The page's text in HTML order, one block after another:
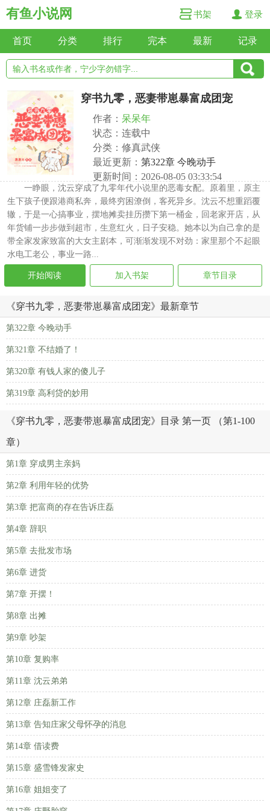
有鱼小说网 书架 登录
首页 分类 排行 完本 最新 记录
穿书九零，恶妻带崽暴富成团宠
作者： 呆呆年
状态：连载中
分类：修真武侠
最近更新： 第322章 今晚动手
更新时间：2026-08-05 03:33:54
一睁眼，沈云穿成了九零年代小说里的恶毒女配。原着里，原主
生下孩子便跟港商私奔，最终穷困潦倒，客死异乡。沈云不想重蹈覆
辙，于是一心搞事业，摆地摊卖挂历攒下第一桶金，回老家开店，从
年货铺一步步做到超市，生意红火，日子安稳。她本以为自己拿的是
带全家发家致富的大女主剧本，可渐渐发现不对劲：家里那个不起眼
水电工老公，事业一路...
开始阅读 加入书架 章节目录
《穿书九零，恶妻带崽暴富成团宠》最新章节
第322章 今晚动手
第321章 不结婚了！
第320章 有钱人家的傻儿子
第319章 高利贷的妙用
《穿书九零，恶妻带崽暴富成团宠》目录 第一页 （第1-100
章）
第1章 穿成男主亲妈
第2章 利用年轻的优势
第3章 把富商的存在告诉庄磊
第4章 辞职
第5章 去批发市场
第6章 进货
第7章 开摆！
第8章 出摊
第9章 吵架
第10章 复购率
第11章 沈云弟弟
第12章 庄磊新工作
第13章 告知庄家父母怀孕的消息
第14章 借读费
第15章 盛雪锋发家史
第16章 姐姐变了